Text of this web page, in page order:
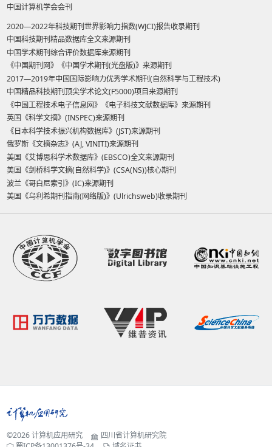
中国计算机学会会刊
2020—2022年科技期刊世界影响力指数(WJCI)报告收录期刊
中国科技期刊精品数据库全文来源期刊
中国学术期刊综合评价数据库来源期刊
《中国期刊网》《中国学术期刊(光盘版)》来源期刊
2017—2019年中国国际影响力优秀学术期刊(自然科学与工程技术)
中国精品科技期刊顶尖学术论文(F5000)项目来源期刊
《中国工程技术电子信息网》《电子科技文献数据库》来源期刊
英国《科学文摘》(INSPEC)来源期刊
《日本科学技术振兴机构数据库》(JST)来源期刊
俄罗斯《文摘杂志》(AJ, VINITI)来源期刊
美国《艾博思科学术数据库》(EBSCO)全文来源期刊
美国《剑桥科学文摘(自然科学)》(CSA(NS))核心期刊
波兰《哥白尼索引》(IC)来源期刊
美国《乌利希期刊指南(网络版)》(Ulrichsweb)收录期刊
©2026 计算机应用研究
四川省计算机研究院